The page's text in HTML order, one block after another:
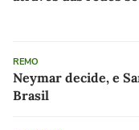
REMO
Neymar decide, e
Brasil